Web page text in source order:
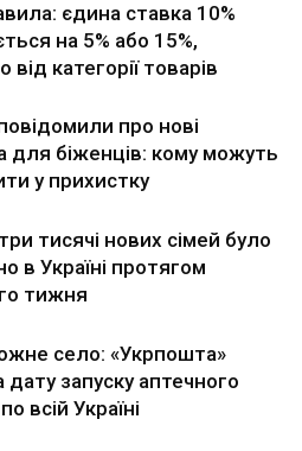
єдина ставка 10%
на 5% або 15%,
від категорії товарів
про нові
для біженців: кому можуть
у прихистку
тисячі нових сімей було
в Україні протягом
тижня
село: «Укрпошта»
дату запуску аптечного
всій Україні